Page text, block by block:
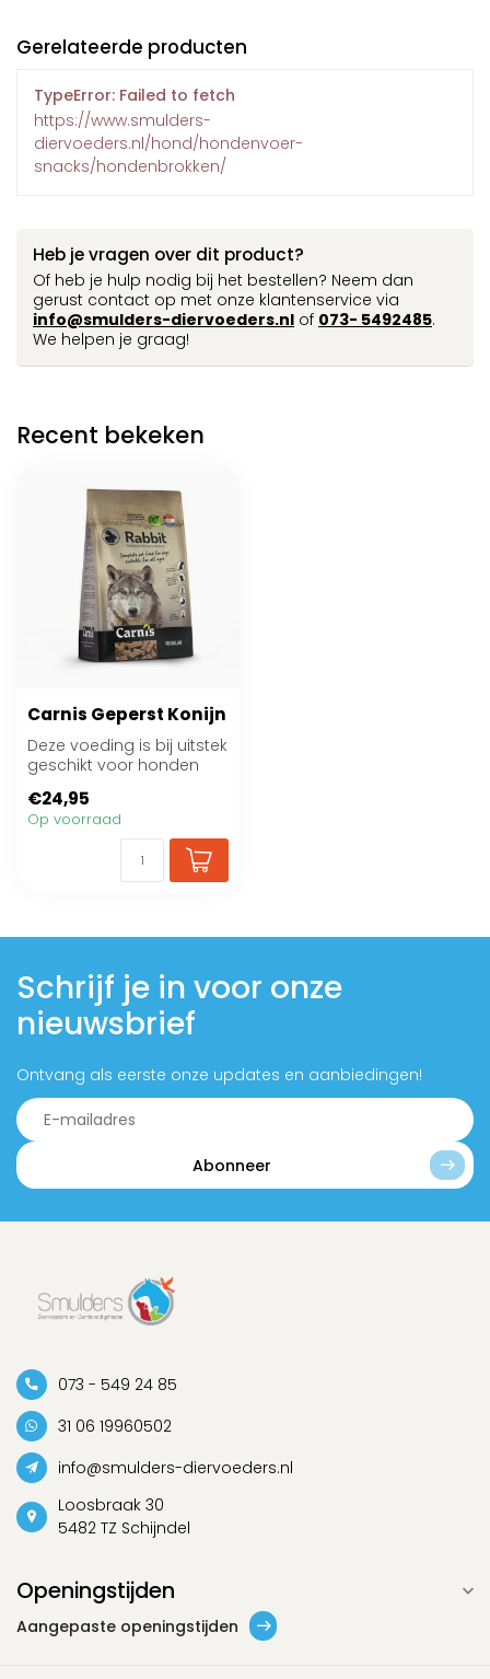
Gerelateerde producten
TypeError: Failed to fetch
https://www.smulders-
diervoeders.nl/hond/hondenvoer-
snacks/hondenbrokken/
Heb je vragen over dit product?
Of heb je hulp nodig bij het bestellen? Neem dan
gerust contact op met onze klantenservice via
info@smulders-diervoeders.nl of 073- 5492485.
We helpen je graag!
Recent bekeken
Carnis Geperst Konijn
Deze voeding is bij uitstek
geschikt voor honden
huid-...
€24,95
Op voorraad
Schrijf je in voor onze
nieuwsbrief
Ontvang als eerste onze updates en aanbiedingen!
Abonneer
073 - 549 24 85
31 06 19960502
info@smulders-diervoeders.nl
Loosbraak 30
5482 TZ Schijndel
Openingstijden
Aangepaste openingstijden